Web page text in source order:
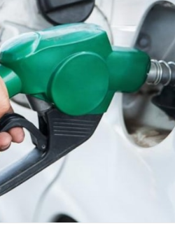
yönelik kısıtlamalar
yapılan açıklamada,
kapsamında yapılan benzin
muaf tutulduğu vurgulandı.